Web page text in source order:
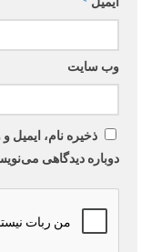
وب‌ سایت
ذخیره نام،
دوباره دیدگاهی